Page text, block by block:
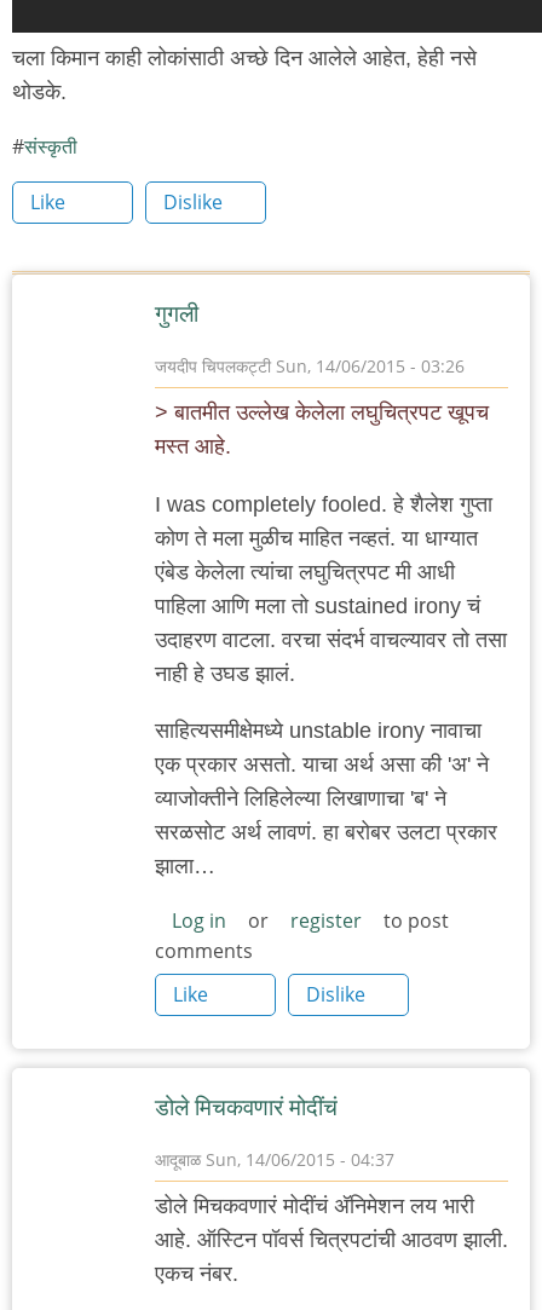
चला किमान काही लोकांसाठी अच्छे दिन आलेले आहेत, हेही नसे
थोडके.
संस्कृती
Like Dislike
गुगली
जयदीप चिपलकट्टी Sun, 14/06/2015 - 03:26
> बातमीत उल्लेख केलेला लघुचित्रपट खूपच
मस्त आहे.
I was completely fooled. हे शैलेश गुप्ता
कोण ते मला मुळीच माहित नव्हतं. या धाग्यात
एंबेड केलेला त्यांचा लघुचित्रपट मी आधी
पाहिला आणि मला तो sustained irony चं
उदाहरण वाटला. वरचा संदर्भ वाचल्यावर तो तसा
नाही हे उघड झालं.
साहित्यसमीक्षेमध्ये unstable irony नावाचा
एक प्रकार असतो. याचा अर्थ असा की 'अ' ने
व्याजोक्तीने लिहिलेल्या लिखाणाचा 'ब' ने
सरळसोट अर्थ लावणं. हा बरोबर उलटा प्रकार
झाला…
Log in or register
to post
comments
Like
Dislike
डोले मिचकवणारं मोदींचं
आदूबाळSun, 14/06/2015 - 04:37
डोले मिचकवणारं मोदींचं अ‍ॅनिमेशन लय भारी
आहे. ऑस्टिन पॉवर्स चित्रपटांची आठवण झाली.
एकच नंबर.